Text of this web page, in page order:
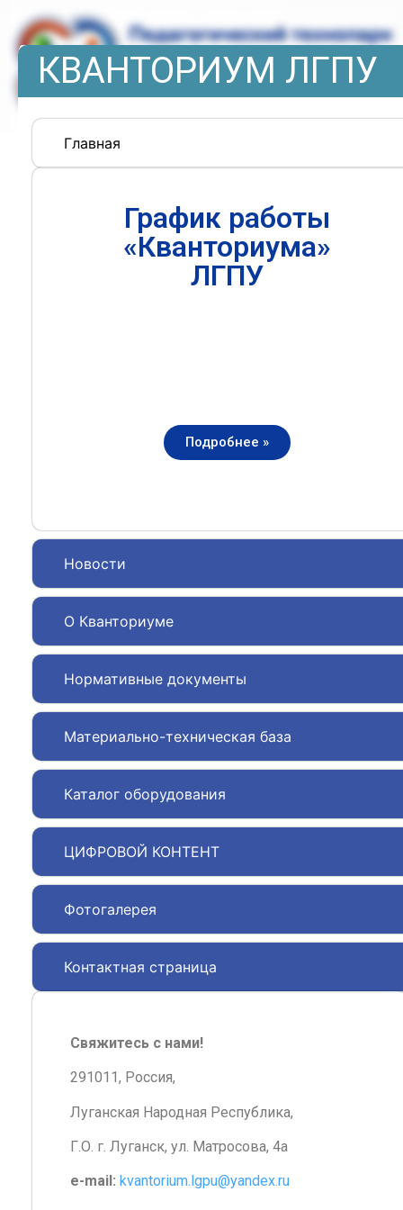
КВАНТОРИУМ ЛГПУ
Главная
Новости
О Кванториуме
Нормативные документы
Материально-техническая база
Каталог оборудования
ЦИФРОВОЙ КОНТЕНТ
Фотогалерея
Контактная страница
График работы
«Кванториума»
ЛГПУ
Подробнее »
Свяжитесь с нами!
291011, Россия,
Луганская Народная Республика,
Г.О. г. Луганск, ул. Матросова, 4а
e-mail: kvantorium.lgpu@yandex.ru